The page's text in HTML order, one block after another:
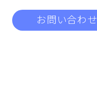
お問い合わせ